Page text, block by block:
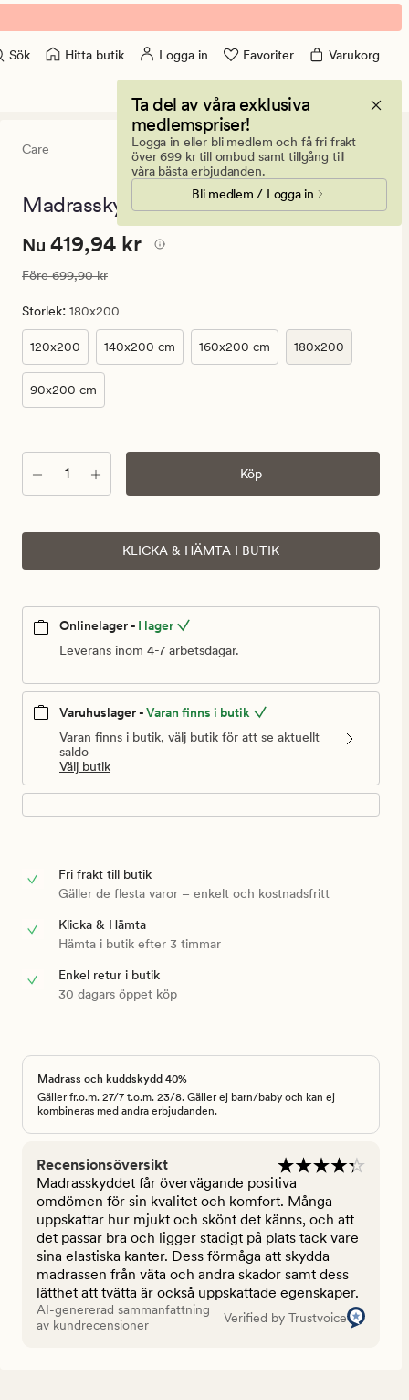
Sök Hitta butik Logga in Favoriter Varukorg
Ta del av våra exklusiva
medlemspriser!
Logga in eller bli medlem och få fri frakt
över 699 kr till ombud samt tillgång till
våra bästa erbjudanden.
Bli medlem / Logga in
Care
96
omdömen
med
betyg
4.5
Madrasskydd vit - 180x200
Nuvarande
419,94
kr.
Ordinarie
pris
699,90
kr
Nuvarande pris
Nu 419,94 kr
Ordinarie pris 699,90 kr
Före699,90 kr
Storlek: 180x200
120x200 140x200 cm 160x200 cm 180x200
90x200 cm
Antal Köp
KLICKA & HÄMTA I BUTIK
Onlinelager - I lager
Leverans inom 4-7 arbetsdagar.
Varuhuslager -Varan finns i butik
Varan finns i butik, välj butik för att se aktuellt
saldo
Välj butik
Fri frakt till butik
Gäller de flesta varor – enkelt och kostnadsfritt
Klicka & Hämta
Hämta i butik efter 3 timmar
Enkel retur i butik
30 dagars öppet köp
Madrass och kuddskydd 40%
Gäller fr.o.m. 27/7 t.o.m. 23/8. Gäller ej barn/baby och kan ej
kombineras med andra erbjudanden.
Recensionsöversikt
Madrasskyddet får övervägande positiva
omdömen för sin kvalitet och komfort. Många
uppskattar hur mjukt och skönt det känns, och att
det passar bra och ligger stadigt på plats tack vare
sina elastiska kanter. Dess förmåga att skydda
madrassen från väta och andra skador samt dess
lätthet att tvätta är också uppskattade egenskaper.
AI-genererad sammanfattning
av kundrecensioner
Verified by Trustvoice